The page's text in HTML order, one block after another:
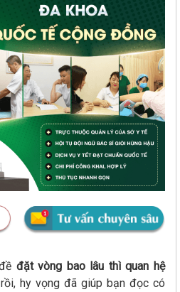
đặt vòng bao lâu thì quan hệ
hy vọng đã giúp bạn đọc có